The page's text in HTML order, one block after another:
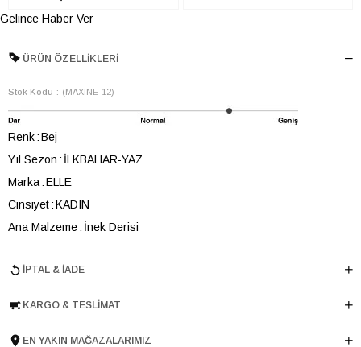
Gelince Haber Ver
ÜRÜN ÖZELLIKLERI
Stok Kodu (MAXINE-12)
Renk Bej
Yıl Sezon
İLKBAHAR-YAZ
Marka ELLE
Cinsiyet KADIN
Ana Malzeme İnek Derisi
Topuk Boyu 6 cm
Tema Minimal
İPTAL & İADE
KARGO & TESLIMAT
EN YAKIN MAĞAZALARIMIZ